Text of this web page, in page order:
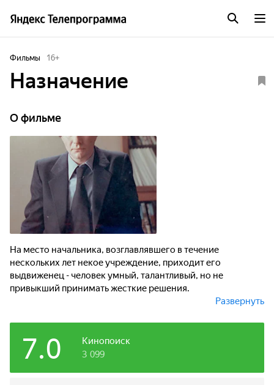
Фильмы 16+
Назначение
О фильме
На место начальника, возглавлявшего в течение
нескольких лет некое учреждение, приходит его
выдвиженец - человек умный, талантливый, но не
привыкший принимать жесткие решения.
той, которую - под девизом личной выгоды - проводил его
предшественник. И, как это ни парадоксально,
интеллигентному и мягкому человеку приходится
Развернуть
Кинопоиск
7.0 3 099